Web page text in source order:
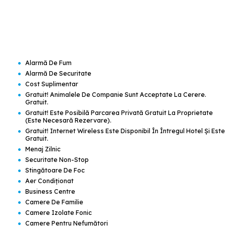
• Alarmă De Fum
• Alarmă De Securitate
• Cost Suplimentar
• Gratuit! Animalele De Companie Sunt Acceptate La Cerere.
Gratuit.
• Gratuit! Este Posibilă Parcarea Privată Gratuit La Proprietate
(este Necesară Rezervare).
• Gratuit! Internet Wireless Este Disponibil În Întregul Hotel Şi Este
Gratuit.
• Menaj Zilnic
• Securitate Non-Stop
• Stingătoare De Foc
• Aer Condiţionat
• Business Centre
• Camere De Familie
• Camere Izolate Fonic
Camere Pentru Nefumători